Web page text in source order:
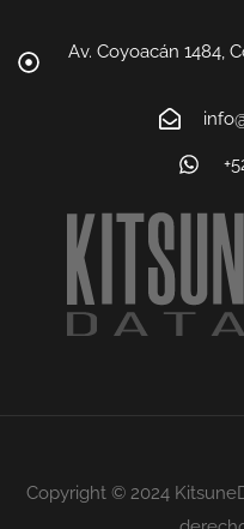
Av. Coyoacán 1484,
Copyright © 2024